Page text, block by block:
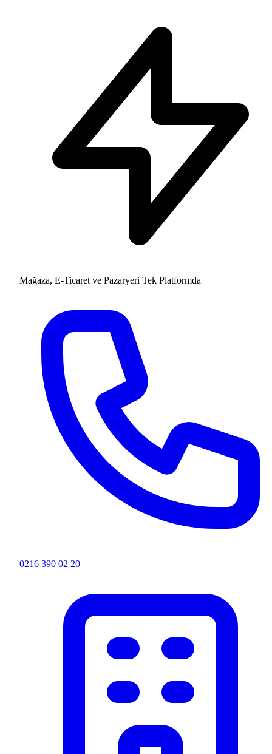
Mağaza, E-Ticaret ve Pazaryeri Tek Platformda
0216 390 02 20